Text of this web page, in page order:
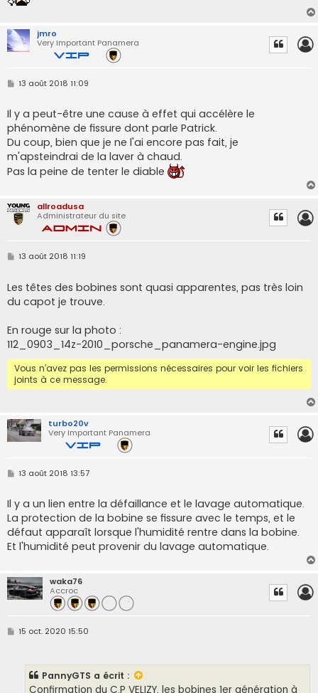
jmro
Very Important Panamera
M
s
a
g
e
13 août 2018 11:09
Il y a peut-être une cause à effet qui accélère le
phénomène de fissure dont parle Patrick.
Du coup, bien que je ne l'ai encore pas fait, je
m'apsteindrai de la laver à chaud.
Pas la peine de tenter le diable
allroadusa
Administrateur du site
M
s
a
g
13 août 2018 11:19
Les têtes des bobines sont quasi apparentes, pas très loin
du capot je trouve.
En rouge sur la photo :
112_0903_14z-2010_porsche_panamera-engine.jpg
Vous n’avez pas les permissions nécessaires pour voir les fichiers
joints à ce message.
turbo20v
Very Important Panamera
M
s
a
g
e
13 août 2018 13:57
Il y a un lien entre la défaillance et le lavage automatique.
La protection de la bobine se fissure avec le temps, et le
défaut apparaît lorsque l'humidité rentre dans la bobine.
Et l'humidité peut provenir du lavage automatique.
waka76
Accroc
M
15 oct. 2020 15:50
PannyGTS a écrit :
Confirmation du C.P VELIZY, les bobines 1er génération à